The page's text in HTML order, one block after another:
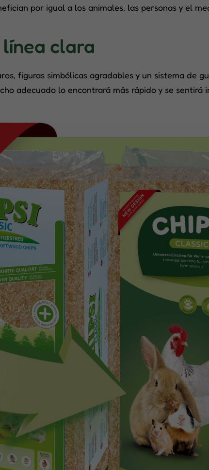
por igual a los animales, las personas y el
clara
figuras simbólicas agradables y un sistema de
adecuado lo encontrará más rápido y se sentirá